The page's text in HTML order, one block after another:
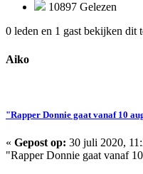
10897 Gelezen
0 leden en 1 gast bekijken dit
Aiko
"Rapper Donnie gaat vanaf 10
« Gepost op: 30 juli 2020,
"Rapper Donnie gaat vanaf